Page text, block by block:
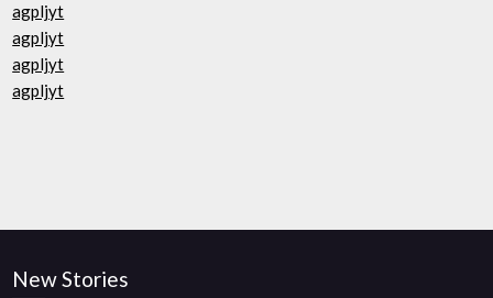
agpljyt
agpljyt
agpljyt
agpljyt
New Stories